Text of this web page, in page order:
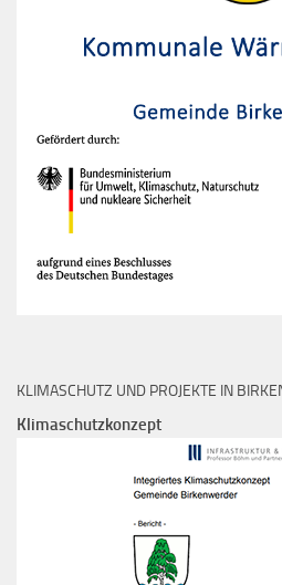
KLIMASCHUTZ UND PROJEKTE IN
Klimaschutzkonzept